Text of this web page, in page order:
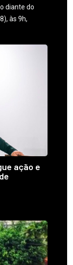
diante do
às 9h,
ação e